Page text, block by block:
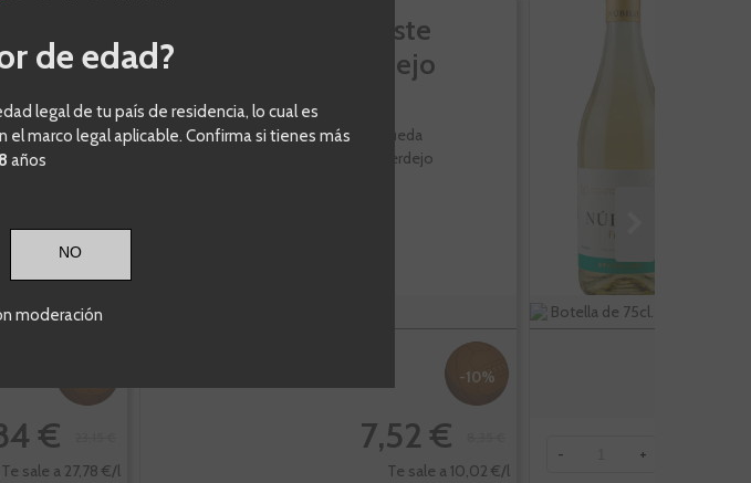
€
Te sale a 27,78 €/l
Celeste
Verdejo
Rueda
Verdejo
-10%
7,52 €
Te sale a 10,02 €/l
Botella de 75cl.
- +
de edad?
legal de tu país de residencia, lo cual es
el marco legal aplicable. Confirma si tienes más
años
moderación